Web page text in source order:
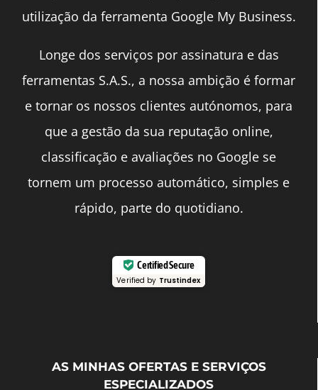
utilização da ferramenta Google My Business.
Longe dos serviços por assinatura e das
ferramentas S.A.S., a nossa ambição é formar
e tornar os nossos clientes autónomos, para
que a gestão da sua reputação online,
classificação e avaliações no Google se
tornem um processo automático, simples e
rápido, parte do quotidiano.
Certified Secure
Verified by Trustindex
AS MINHAS OFERTAS E SERVIÇOS
ESPECIALIZADOS